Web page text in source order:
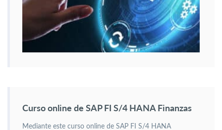
Curso online de SAP FI S/4 HANA Finanzas
Mediante este curso online de SAP FI S/4 HANA